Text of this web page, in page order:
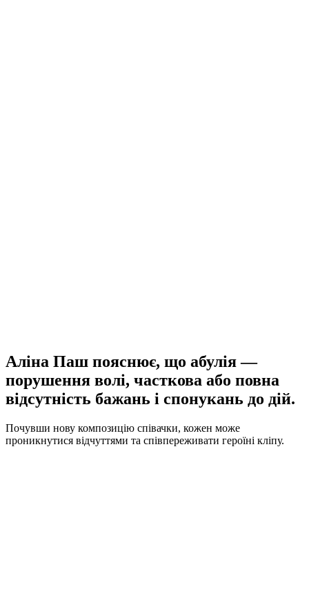
Аліна Паш пояснює, що абулія —
порушення волі, часткова або повна
відсутність бажань і спонукань до дій.
Почувши нову композицію співачки, кожен може
проникнутися відчуттями та співпереживати героїні кліпу.